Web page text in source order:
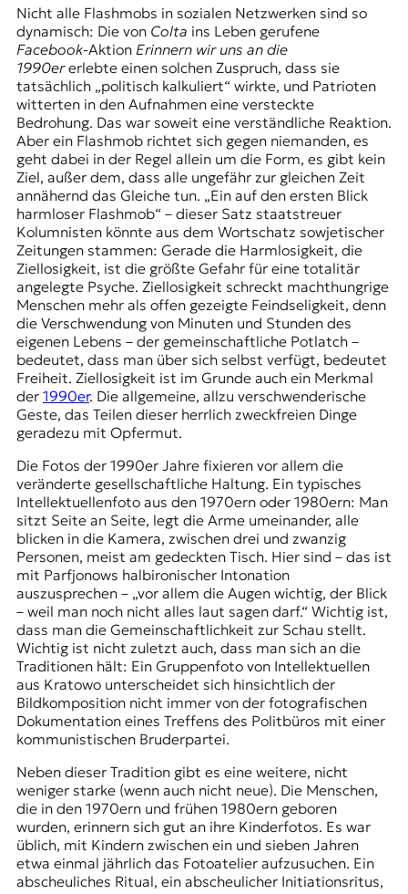
t
e
n
z
z
u
O
s
t
e
u
r
o
p
a
.
Nicht alle Flashmobs in sozialen Netzwerken sind so
dynamisch: Die von Colta ins Leben gerufene
Facebook-Aktion Erinnern wir uns an die
1990ererlebte einen solchen Zuspruch, dass sie
tatsächlich „politisch kalkuliert“ wirkte, und Patrioten
witterten in den Aufnahmen eine versteckte
Bedrohung. Das war soweit eine verständliche Reaktion.
Aber ein Flashmob richtet sich gegen niemanden, es
geht dabei in der Regel allein um die Form, es gibt kein
Ziel, außer dem, dass alle ungefähr zur gleichen Zeit
annähernd das Gleiche tun. „Ein auf den ersten Blick
harmloser Flashmob“ – dieser Satz staatstreuer
Kolumnisten könnte aus dem Wortschatz sowjetischer
Zeitungen stammen: Gerade die Harmlosigkeit, die
Ziellosigkeit, ist die größte Gefahr für eine totalitär
angelegte Psyche. Ziellosigkeit schreckt machthungrige
Menschen mehr als offen gezeigte Feindseligkeit, denn
die Verschwendung von Minuten und Stunden des
eigenen Lebens – der gemeinschaftliche Potlatch –
bedeutet, dass man über sich selbst verfügt, bedeutet
Freiheit. Ziellosigkeit ist im Grunde auch ein Merkmal
der 1990er. Die allgemeine, allzu verschwenderische
Geste, das Teilen dieser herrlich zweckfreien Dinge
geradezu mit Opfermut.
Die Fotos der 1990er Jahre fixieren vor allem die
veränderte gesellschaftliche Haltung. Ein typisches
Intellektuellenfoto aus den 1970ern oder 1980ern: Man
sitzt Seite an Seite, legt die Arme umeinander, alle
blicken in die Kamera, zwischen drei und zwanzig
Personen, meist am gedeckten Tisch. Hier sind – das ist
mit Parfjonows halbironischer Intonation
auszusprechen – „vor allem die Augen wichtig, der Blick
– weil man noch nicht alles laut sagen darf.“ Wichtig ist,
dass man die Gemeinschaftlichkeit zur Schau stellt.
Wichtig ist nicht zuletzt auch, dass man sich an die
Traditionen hält: Ein Gruppenfoto von Intellektuellen
aus Kratowo unterscheidet sich hinsichtlich der
Bildkomposition nicht immer von der fotografischen
Dokumentation eines Treffens des Politbüros mit einer
kommunistischen Bruderpartei.
Neben dieser Tradition gibt es eine weitere, nicht
weniger starke (wenn auch nicht neue). Die Menschen,
die in den 1970ern und frühen 1980ern geboren
wurden, erinnern sich gut an ihre Kinderfotos. Es war
üblich, mit Kindern zwischen ein und sieben Jahren
etwa einmal jährlich das Fotoatelier aufzusuchen. Ein
abscheuliches Ritual, ein abscheulicher Initiationsritus,